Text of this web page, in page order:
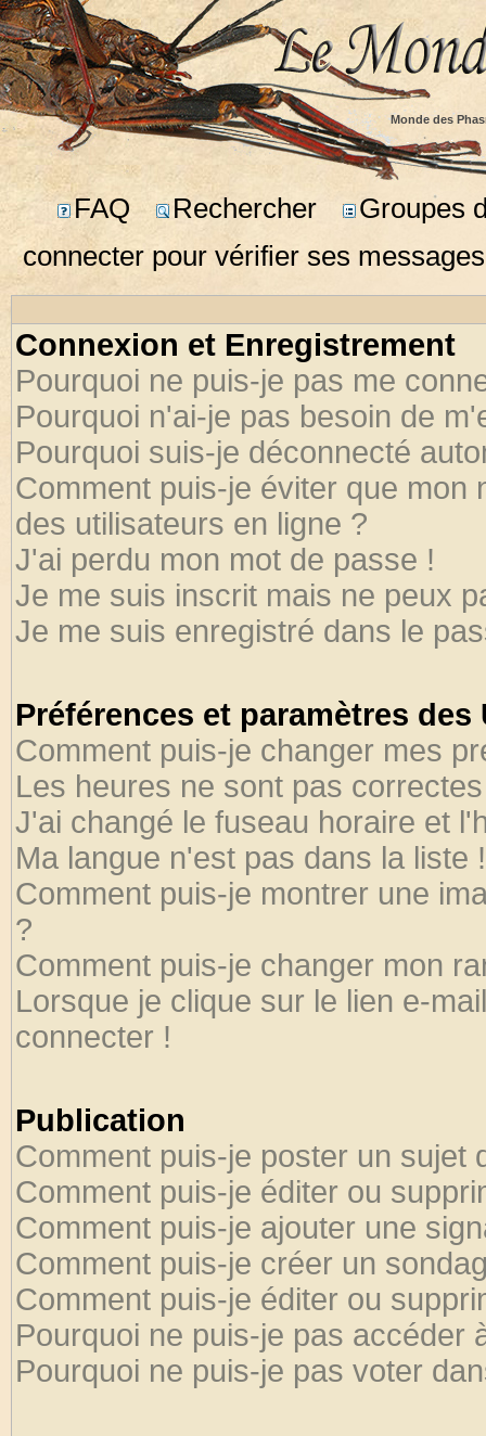
Monde des
FAQ Rechercher
Groupes
connecter pour vérifier ses
Connexion et Enregistrement
Pourquoi ne puis-je pas me
Pourquoi n'ai-je pas besoin de
Pourquoi suis-je déconnecté
Comment puis-je éviter que mon
des utilisateurs en ligne ?
J'ai perdu mon mot de passe !
Je me suis inscrit mais ne peux
Je me suis enregistré dans le
Préférences et paramètres
Comment puis-je changer mes
Les heures ne sont pas
J'ai changé le fuseau horaire et
Ma langue n'est pas dans la liste !
Comment puis-je montrer une
?
Comment puis-je changer mon
Lorsque je clique sur le lien e-
connecter !
Publication
Comment puis-je poster un sujet
Comment puis-je éditer ou
Comment puis-je ajouter une
Comment puis-je créer un
Comment puis-je éditer ou
Pourquoi ne puis-je pas accéder
Pourquoi ne puis-je pas voter